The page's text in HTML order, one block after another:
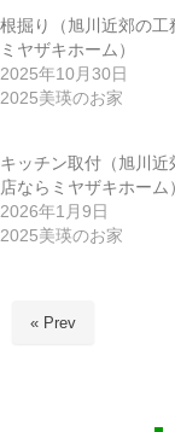
根掘り（旭川近郊の工
ミヤザキホーム）
2025年10月30日
2025美瑛のお家
キッチン取付（旭川近
店ならミヤザキホーム）
2026年1月9日
2025美瑛のお家
« Prev